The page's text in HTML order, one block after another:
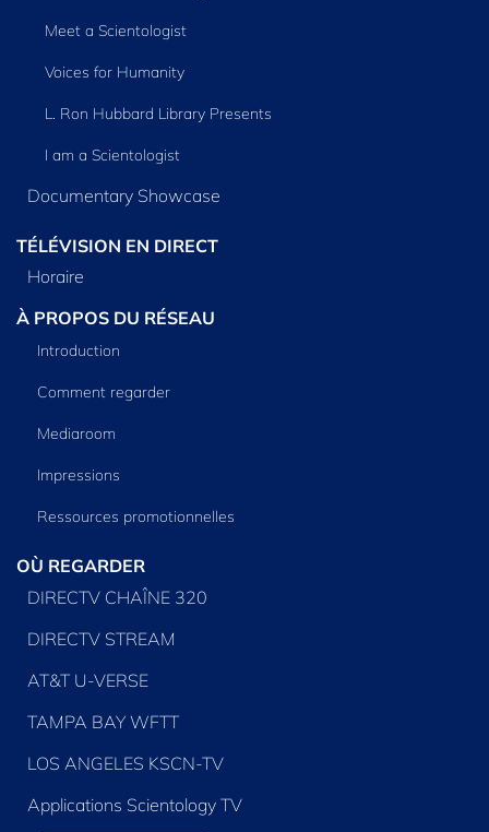
Meet a Scientologist
Voices for Humanity
L. Ron Hubbard Library Presents
I am a Scientologist
Documentary Showcase
TÉLÉVISION EN DIRECT
Horaire
À PROPOS DU RÉSEAU
Introduction
Comment regarder
Mediaroom
Impressions
Ressources promotionnelles
OÙ REGARDER
DIRECTV CHAÎNE 320
DIRECTV STREAM
AT&T U-VERSE
TAMPA BAY WFTT
LOS ANGELES KSCN-TV
Applications Scientology TV